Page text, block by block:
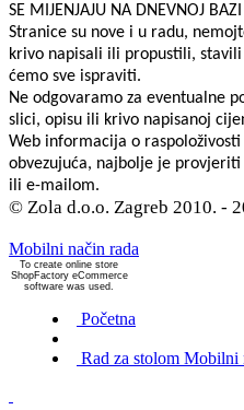
SE MIJENJAJU NA DNEVNOJ
Stranice su nove i u radu,
krivo napisali ili propustili,
ćemo sve ispraviti.
Ne odgovaramo za eventualne
slici, opisu ili krivo napisanoj
Web informacija o
obvezujuća, najbolje je
ili e-mailom.
© Zola d.o.o. Zagreb 2010. -
Mobilni način rada
To create online store
ShopFactory eCommerce
software was used.
Početna
Rad za stolom Mobilni